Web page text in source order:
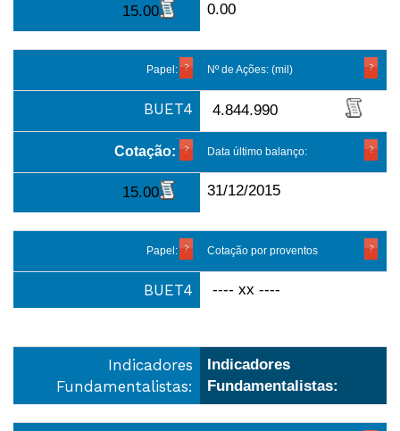
15.00 0.00
Papel: Nº de Ações: (mil)
BUET4 4.844.990
Cotação: Data último balanço:
15.00 31/12/2015
Papel: Cotação por proventos
BUET4 ---- xx ----
Indicadores
Fundamentalistas:
Indicadores
Fundamentalistas: